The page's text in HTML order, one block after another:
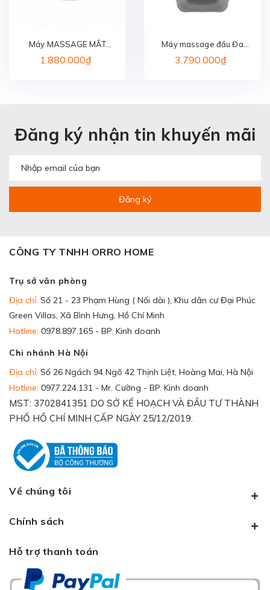
Máy MASSAGE MẮT
MOMODA SX322
1.880.000₫
Máy massage đầu Đa
Năng Momoda SX315
3.790.000₫
Đăng ký nhận tin khuyến mãi
Đăng ký
CÔNG TY TNHH ORRO HOME
Trụ sở văn phòng
Địa chỉ: Số 21 - 23 Phạm Hùng ( Nối dài ), Khu dân cư Đại Phúc
Green Villas, Xã Bình Hưng, Hồ Chí Minh
Hotline: 0978.897.165 - BP. Kinh doanh
Chi nhánh Hà Nội
Địa chỉ: Số 26 Ngách 94 Ngõ 42 Thịnh Liệt, Hoàng Mai, Hà Nội
Hotline: 0977.224.131 - Mr. Cường - BP. Kinh doanh
MST: 3702841351 DO SỞ KẾ HOẠCH VÀ ĐẦU TƯ THÀNH
PHỐ HỒ CHÍ MINH CẤP NGÀY 25/12/2019.
Về chúng tôi
Chính sách
Hỗ trợ thanh toán